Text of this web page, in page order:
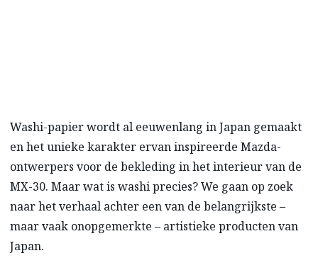
Washi-papier wordt al eeuwenlang in Japan gemaakt
en het unieke karakter ervan inspireerde Mazda-
ontwerpers voor de bekleding in het interieur van de
MX-30. Maar wat is washi precies? We gaan op zoek
naar het verhaal achter een van de belangrijkste –
maar vaak onopgemerkte – artistieke producten van
Japan.